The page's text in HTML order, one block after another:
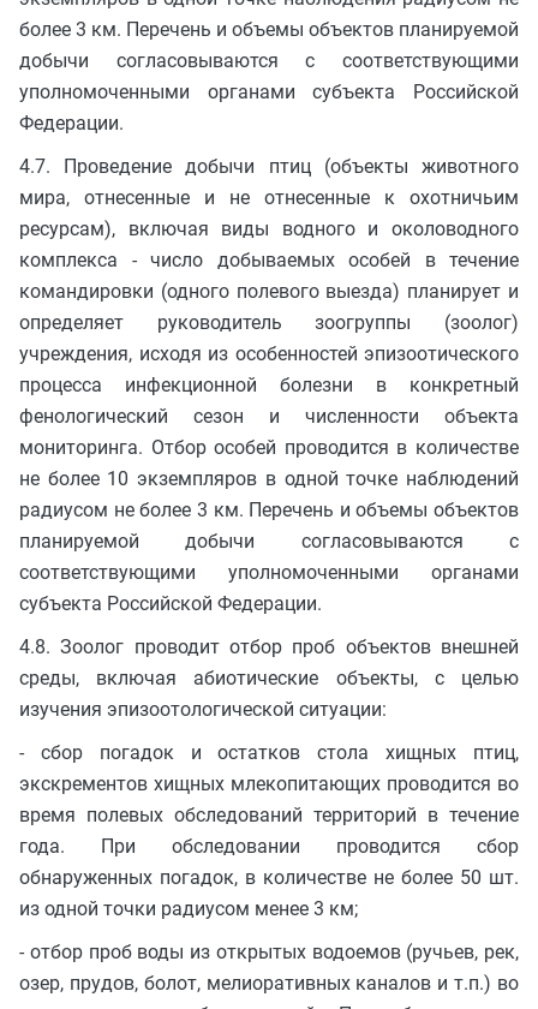
более 3 км. Перечень и объемы объектов планируемой
добычи согласовываются с соответствующими
уполномоченными органами субъекта Российской
Федерации.
4.7. Проведение добычи птиц (объекты животного
мира, отнесенные и не отнесенные к охотничьим
ресурсам), включая виды водного и околоводного
комплекса - число добываемых особей в течение
командировки (одного полевого выезда) планирует и
определяет руководитель зоогруппы (зоолог)
учреждения, исходя из особенностей эпизоотического
процесса инфекционной болезни в конкретный
фенологический сезон и численности объекта
мониторинга. Отбор особей проводится в количестве
не более 10 экземпляров в одной точке наблюдений
радиусом не более 3 км. Перечень и объемы объектов
планируемой добычи согласовываются с
соответствующими уполномоченными органами
субъекта Российской Федерации.
4.8. Зоолог проводит отбор проб объектов внешней
среды, включая абиотические объекты, с целью
изучения эпизоотологической ситуации:
- сбор погадок и остатков стола хищных птиц,
экскрементов хищных млекопитающих проводится во
время полевых обследований территорий в течение
года. При обследовании проводится сбор
обнаруженных погадок, в количестве не более 50 шт.
из одной точки радиусом менее 3 км;
- отбор проб воды из открытых водоемов (ручьев, рек,
озер, прудов, болот, мелиоративных каналов и т.п.) во